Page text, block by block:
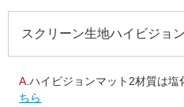
スクリーン生地ハイビジョ
A.ハイビジョンマット2材質は
ちら